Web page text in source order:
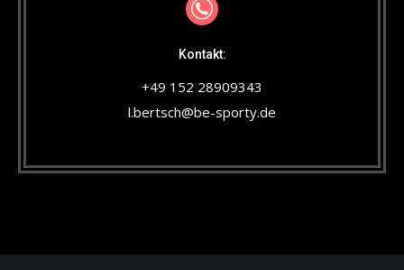
Kontakt:
+49 152 28909343
l.bertsch@be-sporty.de